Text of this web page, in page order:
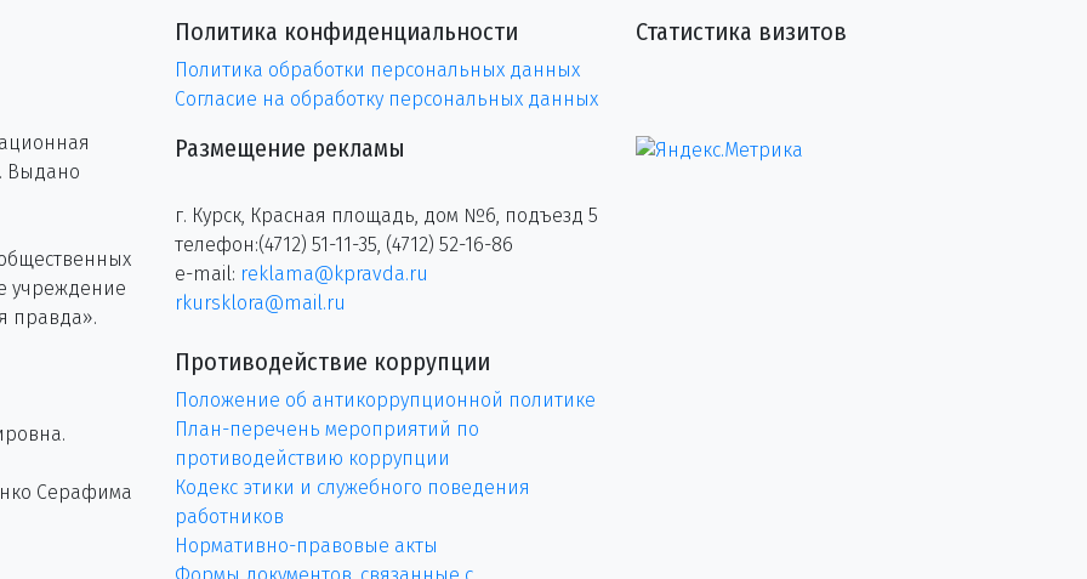
Выдано
учреждение
правда».
Серафима
Политика конфиденциальности
Политика обработки персональных данных
Согласие на обработку персональных данных
Размещение рекламы
г. Курск, Красная площадь, дом №6, подъезд 5
телефон:(4712) 51-11-35, (4712) 52-16-86
e-mail: reklama@kpravda.ru
rkursklora@mail.ru
Противодействие коррупции
Положение об антикоррупционной политике
План-перечень мероприятий по
противодействию коррупции
Кодекс этики и служебного поведения
работников
Нормативно-правовые акты
Статистика визитов